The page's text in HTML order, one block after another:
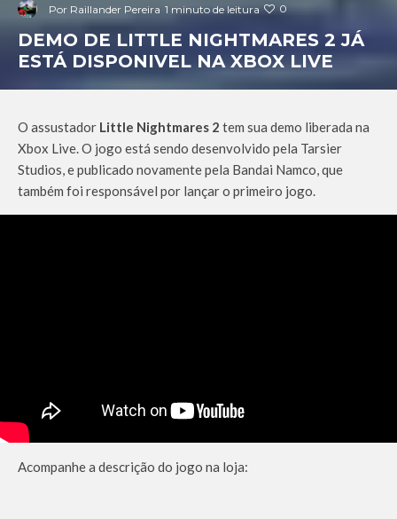
Por Raillander Pereira 1 minuto de leitura 0
DEMO DE LITTLE NIGHTMARES 2 JÁ
ESTÁ DISPONIVEL NA XBOX LIVE
O assustador Little Nightmares 2 tem sua demo liberada na
Xbox Live. O jogo está sendo desenvolvido pela Tarsier
Studios, e publicado novamente pela Bandai Namco, que
também foi responsável por lançar o primeiro jogo.
Acompanhe a descrição do jogo na loja: